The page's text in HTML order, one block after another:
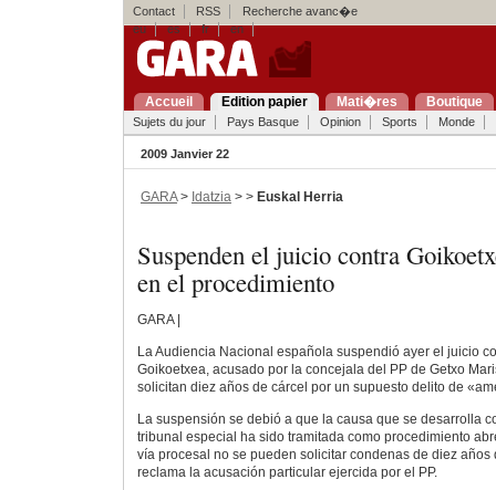
Contact RSS
Recherche avanc�e
eu
es fr en
Accueil Edition papier Mati�res Boutique
Sujets du jour Pays Basque Opinion Sports Monde
2009 Janvier 22
GARA> Idatzia > > Euskal Herria
Suspenden el juicio contra
en el procedimiento
GARA |
La Audiencia Nacional española suspendió ayer el juicio
Goikoetxea, acusado por la concejala del PP de Getxo
solicitan diez años de cárcel por un supuesto delito de
La suspensión se debió a que la causa que se desarrolla
tribunal especial ha sido tramitada como procedimiento
vía procesal no se pueden solicitar condenas de diez años
reclama la acusación particular ejercida por el PP.